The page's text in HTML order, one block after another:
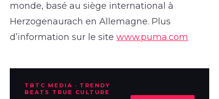
monde, basé au siège international à
Herzogenaurach en Allemagne. Plus
d’information sur le sitewww.puma.com
TBTC MEDIA · TRENDY
BEATS TRUE CULTURE